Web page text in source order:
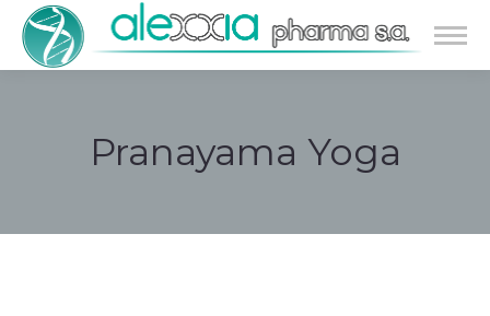
Pranayama Yoga